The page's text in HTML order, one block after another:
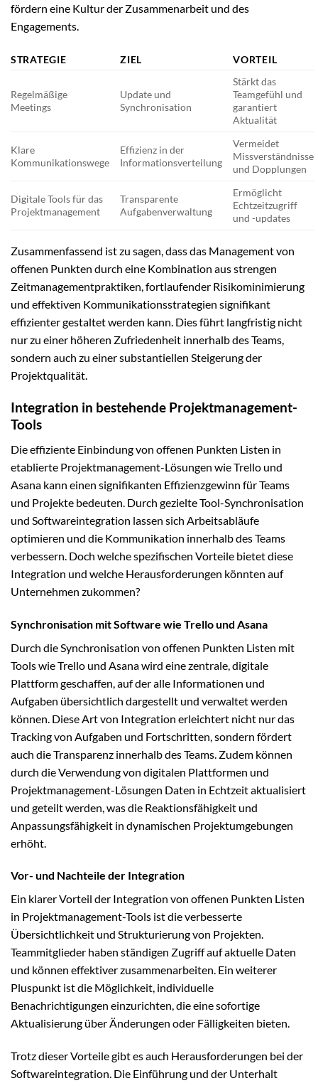
fördern eine Kultur der Zusammenarbeit und des
Engagements.
STRATEGIE ZIEL VORTEIL
Regelmäßige
Meetings
Update und
Synchronisation
Stärkt das
Teamgefühl und
garantiert
Aktualität
Klare
Kommunikationswege
Effizienz in der
Informationsverteilung
Vermeidet
Missverständnisse
und Dopplungen
Digitale Tools für das
Projektmanagement
Transparente
Aufgabenverwaltung
Ermöglicht
Echtzeitzugriff
und -updates
Zusammenfassend ist zu sagen, dass das Management von
offenen Punkten durch eine Kombination aus strengen
Zeitmanagementpraktiken, fortlaufender Risikominimierung
und effektiven Kommunikationsstrategien signifikant
effizienter gestaltet werden kann. Dies führt langfristig nicht
nur zu einer höheren Zufriedenheit innerhalb des Teams,
sondern auch zu einer substantiellen Steigerung der
Projektqualität.
Integration in bestehende Projektmanagement-
Tools
Die effiziente Einbindung von offenen Punkten Listen in
etablierte Projektmanagement-Lösungen wie Trello und
Asana kann einen signifikanten Effizienzgewinn für Teams
und Projekte bedeuten. Durch gezielte Tool-Synchronisation
und Softwareintegration lassen sich Arbeitsabläufe
optimieren und die Kommunikation innerhalb des Teams
verbessern. Doch welche spezifischen Vorteile bietet diese
Integration und welche Herausforderungen könnten auf
Unternehmen zukommen?
Synchronisation mit Software wie Trello und Asana
Durch die Synchronisation von offenen Punkten Listen mit
Tools wie Trello und Asana wird eine zentrale, digitale
Plattform geschaffen, auf der alle Informationen und
Aufgaben übersichtlich dargestellt und verwaltet werden
können. Diese Art von Integration erleichtert nicht nur das
Tracking von Aufgaben und Fortschritten, sondern fördert
auch die Transparenz innerhalb des Teams. Zudem können
durch die Verwendung von digitalen Plattformen und
Projektmanagement-Lösungen Daten in Echtzeit aktualisiert
und geteilt werden, was die Reaktionsfähigkeit und
Anpassungsfähigkeit in dynamischen Projektumgebungen
erhöht.
Vor- und Nachteile der Integration
Ein klarer Vorteil der Integration von offenen Punkten Listen
in Projektmanagement-Tools ist die verbesserte
Übersichtlichkeit und Strukturierung von Projekten.
Teammitglieder haben ständigen Zugriff auf aktuelle Daten
und können effektiver zusammenarbeiten. Ein weiterer
Pluspunkt ist die Möglichkeit, individuelle
Benachrichtigungen einzurichten, die eine sofortige
Aktualisierung über Änderungen oder Fälligkeiten bieten.
Trotz dieser Vorteile gibt es auch Herausforderungen bei der
Softwareintegration. Die Einführung und der Unterhalt